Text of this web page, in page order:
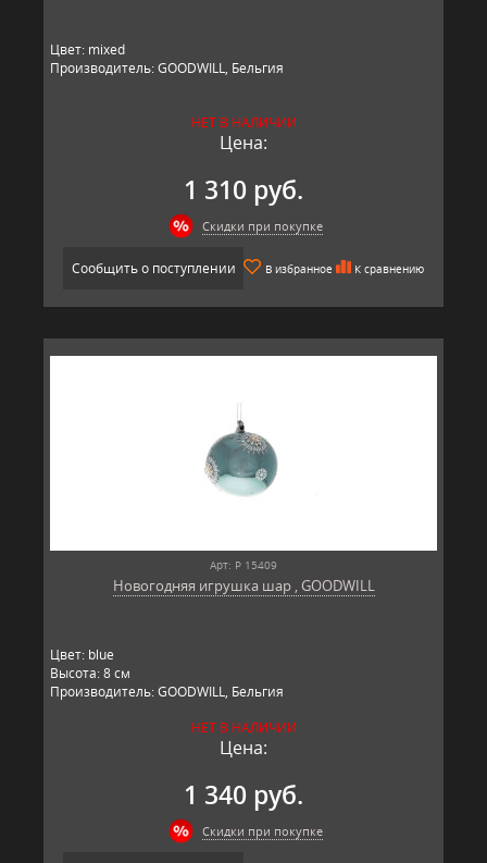
Цвет: mixed
Производитель: GOODWILL, Бельгия
НЕТ В НАЛИЧИИ
Цена:
1 310 руб.
Скидки при покупке
Сообщить о поступлении В избранное К сравнению
Арт: P 15409
Новогодняя игрушка шар , GOODWILL
Цвет: blue
Высота: 8 см
Производитель: GOODWILL, Бельгия
НЕТ В НАЛИЧИИ
Цена:
1 340 руб.
Скидки при покупке